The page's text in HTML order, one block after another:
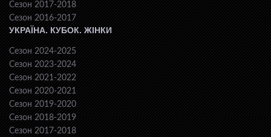
Сезон 2017-2018
Сезон 2016-2017
УКРАЇНА. КУБОК. ЖІНКИ
Сезон 2024-2025
Сезон 2023-2024
Сезон 2021-2022
Сезон 2020-2021
Сезон 2019-2020
Сезон 2018-2019
Сезон 2017-2018